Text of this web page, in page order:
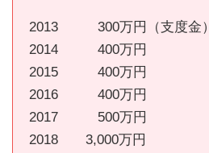
2013 300万円（支度金）
2014 400万円
2015 400万円
2016 400万円
2017 500万円
2018 3,000万円